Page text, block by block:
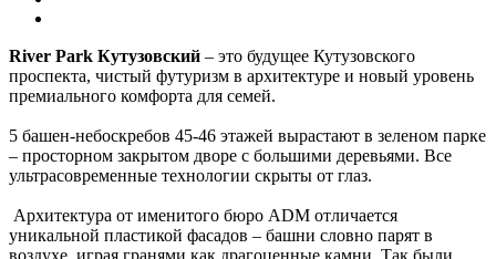
River Park Кутузовский – это будущее Кутузовского
проспекта, чистый футуризм в архитектуре и новый уровень
премиального комфорта для семей.
5 башен-небоскребов 45-46 этажей вырастают в зеленом парке
– просторном закрытом дворе с большими деревьями. Все
ультрасовременные технологии скрыты от глаз.
Архитектура от именитого бюро ADM отличается
уникальной пластикой фасадов – башни словно парят в